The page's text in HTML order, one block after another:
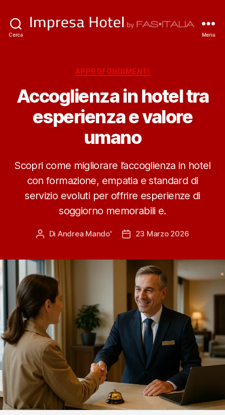
Cerca Menu
Categorie
APPROFONDIMENTI
Accoglienza in hotel tra
esperienza e valore
umano
Scopri come migliorare l’accoglienza in hotel
con formazione, empatia e standard di
servizio evoluti per offrire esperienze di
soggiorno memorabili e.
Autore
Di Andrea Mando'
Data23 Marzo 2026